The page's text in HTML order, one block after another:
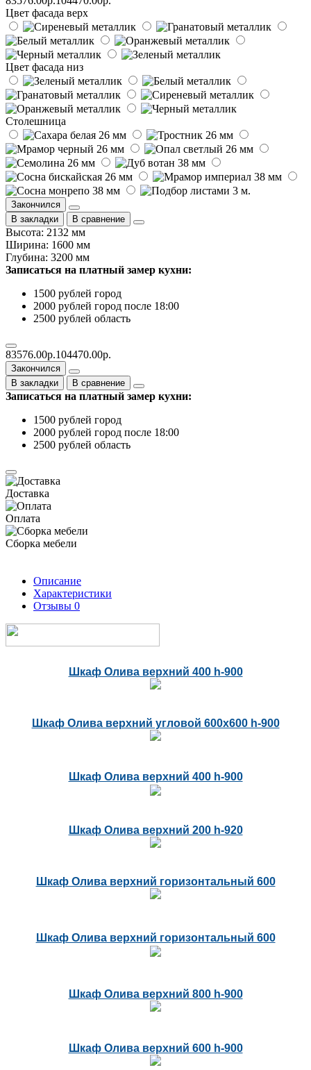
Цвет фасада верх
Цвет фасада низ
Столешница
Закончился
В закладки
В сравнение
Высота: 2132 мм
Ширина: 1600 мм
Глубина: 3200 мм
Записаться на платный замер кухни:
1500 рублей город
2000 рублей город после 18:00
2500 рублей область
83576.00р.104470.00р.
Закончился
В закладки
В сравнение
Записаться на платный замер кухни:
1500 рублей город
2000 рублей город после 18:00
2500 рублей область
Доставка
Оплата
Сборка мебели
Описание
Характеристики
Отзывы 0
Шкаф Олива верхний 400 h-900
Шкаф Олива верхний угловой 600х600 h-900
Шкаф Олива верхний 400 h-900
Шкаф Олива верхний 200 h-920
Шкаф Олива верхний горизонтальный 600
Шкаф Олива верхний горизонтальный 600
Шкаф Олива верхний 800 h-900
Шкаф Олива верхний 600 h-900